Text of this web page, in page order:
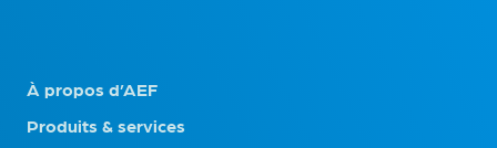
À propos d’AEF
Produits & services